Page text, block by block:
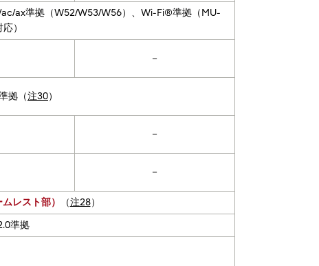
ac/ax準拠（W52/W53/W56）、Wi-Fi®準拠（MU-
）
－
拠（注30）
－
－
レスト部） （注28）
準拠